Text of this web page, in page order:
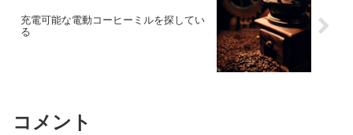
充電可能な電動コーヒーミルを探してい
る
コメント